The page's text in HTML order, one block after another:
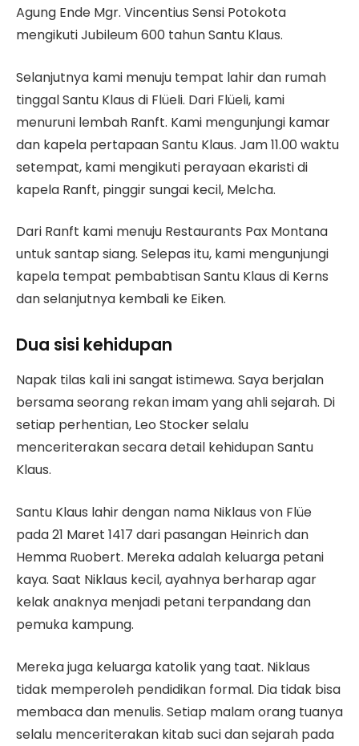
Agung Ende Mgr. Vincentius Sensi Potokota
mengikuti Jubileum 600 tahun Santu Klaus.
Selanjutnya kami menuju tempat lahir dan rumah
tinggal Santu Klaus di Flüeli. Dari Flüeli, kami
menuruni lembah Ranft. Kami mengunjungi kamar
dan kapela pertapaan Santu Klaus. Jam 11.00 waktu
setempat, kami mengikuti perayaan ekaristi di
kapela Ranft, pinggir sungai kecil, Melcha.
Dari Ranft kami menuju Restaurants Pax Montana
untuk santap siang. Selepas itu, kami mengunjungi
kapela tempat pembabtisan Santu Klaus di Kerns
dan selanjutnya kembali ke Eiken.
Dua sisi kehidupan
Napak tilas kali ini sangat istimewa. Saya berjalan
bersama seorang rekan imam yang ahli sejarah. Di
setiap perhentian, Leo Stocker selalu
menceriterakan secara detail kehidupan Santu
Klaus.
Santu Klaus lahir dengan nama Niklaus von Flüe
pada 21 Maret 1417 dari pasangan Heinrich dan
Hemma Ruobert. Mereka adalah keluarga petani
kaya. Saat Niklaus kecil, ayahnya berharap agar
kelak anaknya menjadi petani terpandang dan
pemuka kampung.
Mereka juga keluarga katolik yang taat. Niklaus
tidak memperoleh pendidikan formal. Dia tidak bisa
membaca dan menulis. Setiap malam orang tuanya
selalu menceriterakan kitab suci dan sejarah pada